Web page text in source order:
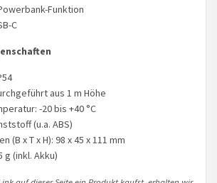
Funktion
C
aus 1 m Höhe
-20 bis +40 °C
(u.a. ABS)
(B x T x H): 98 x 45 x 111 mm
g (inkl. Akku)